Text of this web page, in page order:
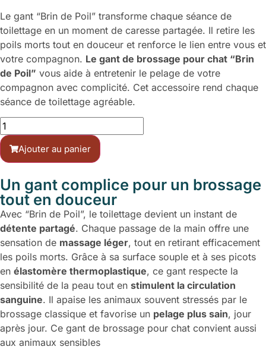
Le gant “Brin de Poil” transforme chaque séance de
toilettage en un moment de caresse partagée. Il retire les
poils morts tout en douceur et renforce le lien entre vous et
votre compagnon. Le gant de brossage pour chat “Brin
de Poil” vous aide à entretenir le pelage de votre
compagnon avec complicité. Cet accessoire rend chaque
séance de toilettage agréable.
Ajouter au panier
Un gant complice pour un brossage
tout en douceur
Avec “Brin de Poil”, le toilettage devient un instant de
détente partagé. Chaque passage de la main offre une
sensation de massage léger, tout en retirant efficacement
les poils morts. Grâce à sa surface souple et à ses picots
en élastomère thermoplastique, ce gant respecte la
sensibilité de la peau tout en stimulent la circulation
sanguine. Il apaise les animaux souvent stressés par le
brossage classique et favorise un pelage plus sain, jour
après jour. Ce gant de brossage pour chat convient aussi
aux animaux sensibles